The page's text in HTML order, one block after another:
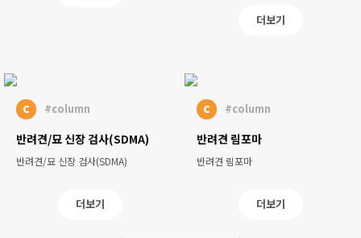
더보기
c #column
반려견/묘 신장 검사(SDMA)
반려견/묘 신장 검사(SDMA)
더보기
c #column
반려견 림포마
반려견 림포마
더보기